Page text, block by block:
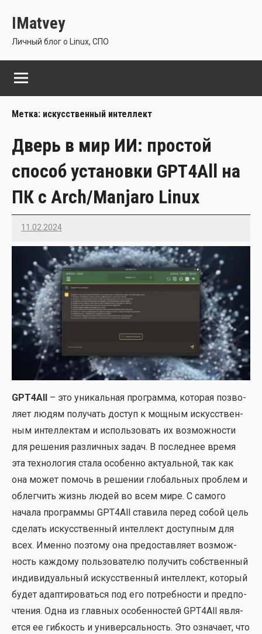
содержимому
IMatvey
Личный блог о Linux, СПО
Метка: искусственный интеллект
Дверь в мир ИИ: простой
способ установки GPT4All на
ПК с Arch/Manjaro Linux
11.02.2024
Imatvey
GPT4All
– это уни­каль­ная про­грам­ма, кото­рая поз­во­
ля­ет людям полу­чать доступ к мощ­ным искус­ствен­
ным интел­лек­там и исполь­зо­вать их воз­мож­но­сти
для реше­ния раз­лич­ных задач. В послед­нее вре­мя
эта тех­но­ло­гия ста­ла осо­бен­но акту­аль­ной, так как
она может помочь в реше­нии гло­баль­ных про­блем и
облег­чить жизнь людей во всем мире. С само­го
нача­ла про­грам­мы GPT4All ста­ви­ла перед собой цель
сде­лать искус­ствен­ный интел­лект доступ­ным для
всех. Имен­но поэто­му она предо­став­ля­ет воз­мож­
ность каж­до­му поль­зо­ва­те­лю полу­чить соб­ствен­ный
инди­ви­ду­аль­ный искус­ствен­ный интел­лект, кото­рый
будет адап­ти­ро­вать­ся под его потреб­но­сти и пред­по­
чте­ния. Одна из глав­ных осо­бен­но­стей GPT4All явля­
ет­ся ее гиб­кость и уни­вер­саль­ность. Это озна­ча­ет, что